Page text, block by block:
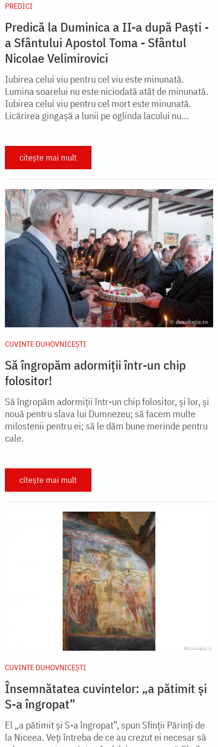
PREDICI
Predică la Duminica a II-a după Paşti -
a Sfântului Apostol Toma - Sfântul
Nicolae Velimirovici
Iubirea celui viu pentru cel viu este minunată.
Lumina soarelui nu este niciodată atât de minunată.
Iubirea celui viu pentru cel mort este minunată.
Licărirea gingaşă a lunii pe oglinda lacului nu...
citește mai mult
CUVINTE DUHOVNICEȘTI
Să îngropăm adormiţii într-un chip
folositor!
Să îngropăm adormiţii într-un chip folositor, şi lor, şi
nouă pentru slava lui Dumnezeu; să facem multe
milostenii pentru ei; să le dăm bune merinde pentru
cale.
citește mai mult
CUVINTE DUHOVNICEȘTI
Însemnătatea cuvintelor: „a pătimit şi
S-a îngropat”
El „a pătimit şi S-a îngropat”, spun Sfinţii Părinţi de
la Niceea. Veţi întreba de ce au crezut ei necesar să